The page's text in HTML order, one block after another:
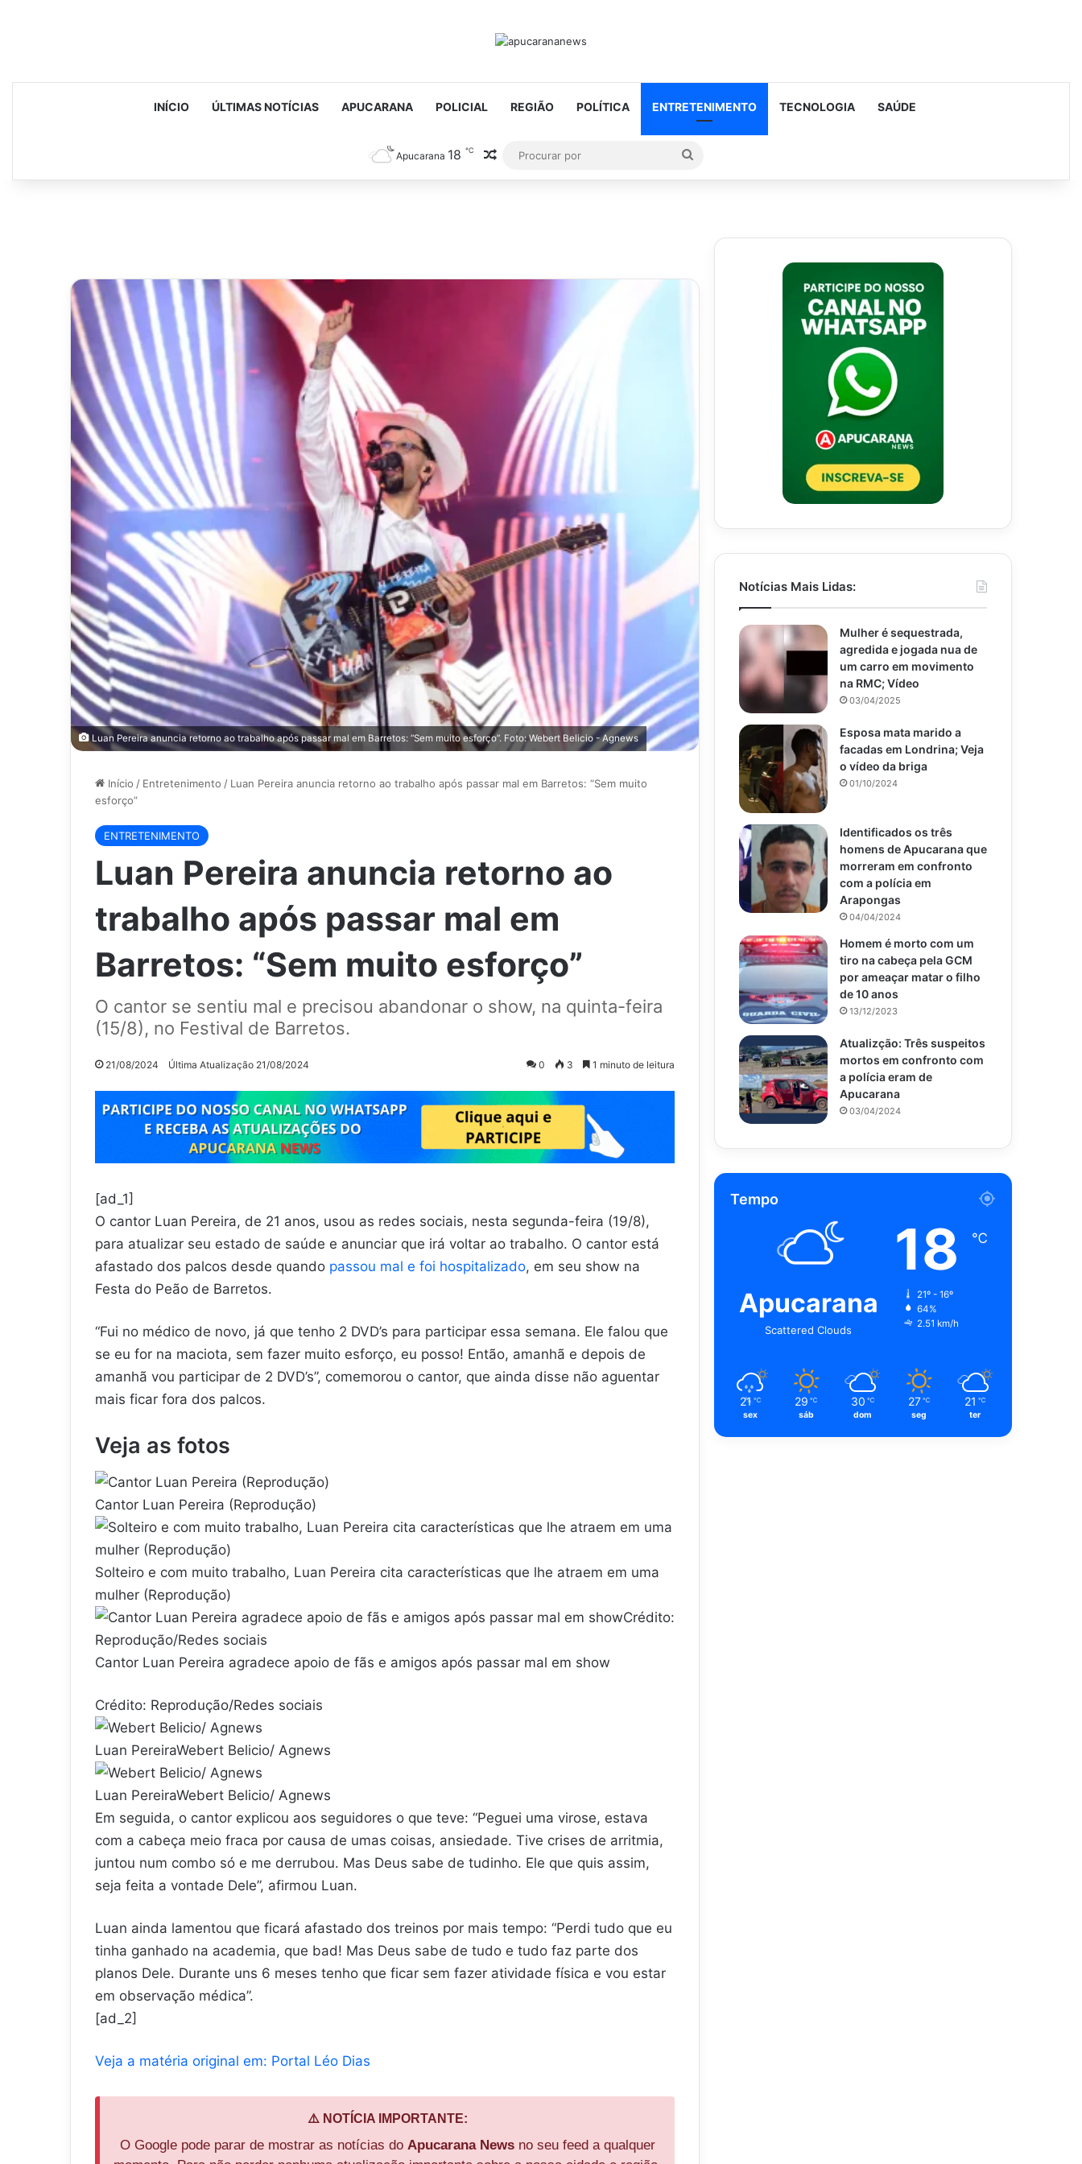
INÍCIO ÚLTIMAS NOTÍCIAS APUCARANA POLICIAL REGIÃO POLÍTICA ENTRETENIMENTO TECNOLOGIA SAÚDE
Apucarana 18 ℃ Artigo aleatório
Procurar
por
Luan Pereira anuncia retorno ao trabalho após passar mal em Barretos: “Sem muito esforço”. Foto: Webert Belicio - Agnews
Início / Entretenimento / Luan Pereira anuncia retorno ao trabalho após passar mal em Barretos: “Sem muito
esforço”
ENTRETENIMENTO
Luan Pereira anuncia retorno ao
trabalho após passar mal em
Barretos: “Sem muito esforço”
O cantor se sentiu mal e precisou abandonar o show, na quinta-feira
(15/8), no Festival de Barretos.
21/08/2024 Última Atualização 21/08/2024 0 3 1 minuto de leitura
[ad_1]
O cantor Luan Pereira, de 21 anos, usou as redes sociais, nesta segunda-feira (19/8),
para atualizar seu estado de saúde e anunciar que irá voltar ao trabalho. O cantor está
afastado dos palcos desde quando passou mal e foi hospitalizado, em seu show na
Festa do Peão de Barretos.
“Fui no médico de novo, já que tenho 2 DVD’s para participar essa semana. Ele falou que
se eu for na maciota, sem fazer muito esforço, eu posso! Então, amanhã e depois de
amanhã vou participar de 2 DVD’s”, comemorou o cantor, que ainda disse não aguentar
mais ficar fora dos palcos.
Veja as fotos
Cantor Luan Pereira (Reprodução)
Solteiro e com muito trabalho, Luan Pereira cita características que lhe atraem em uma
mulher (Reprodução)
Cantor Luan Pereira agradece apoio de fãs e amigos após passar mal em show
Crédito: Reprodução/Redes sociais
Luan PereiraWebert Belicio/ Agnews
Luan PereiraWebert Belicio/ Agnews
Em seguida, o cantor explicou aos seguidores o que teve: “Peguei uma virose, estava
com a cabeça meio fraca por causa de umas coisas, ansiedade. Tive crises de arritmia,
juntou num combo só e me derrubou. Mas Deus sabe de tudinho. Ele que quis assim,
seja feita a vontade Dele”, afirmou Luan.
Luan ainda lamentou que ficará afastado dos treinos por mais tempo: “Perdi tudo que eu
tinha ganhado na academia, que bad! Mas Deus sabe de tudo e tudo faz parte dos
planos Dele. Durante uns 6 meses tenho que ficar sem fazer atividade física e vou estar
em observação médica”.
[ad_2]
Veja a matéria original em: Portal Léo Dias
⚠️ NOTÍCIA IMPORTANTE:
O Google pode parar de mostrar as notícias do Apucarana Newsno seu feed a qualquer
Notícias Mais Lidas:
Mulher é sequestrada,
agredida e jogada nua de
um carro em movimento
na RMC; Vídeo
03/04/2025
Esposa mata marido a
facadas em Londrina; Veja
o vídeo da briga
01/10/2024
Identificados os três
homens de Apucarana que
morreram em confronto
com a polícia em
Arapongas
04/04/2024
Homem é morto com um
tiro na cabeça pela GCM
por ameaçar matar o filho
de 10 anos
13/12/2023
Atualizção: Três suspeitos
mortos em confronto com
a polícia eram de
Apucarana
03/04/2024
Tempo
Apucarana
Scattered Clouds
18 ℃
21º - 16º
64%
2.51 km/h
21 ℃
sex
29 ℃
sáb
30 ℃
dom
27 ℃
seg
21 ℃
ter